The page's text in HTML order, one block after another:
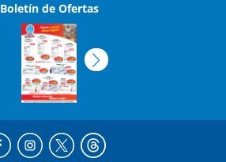
Boletín de Ofertas